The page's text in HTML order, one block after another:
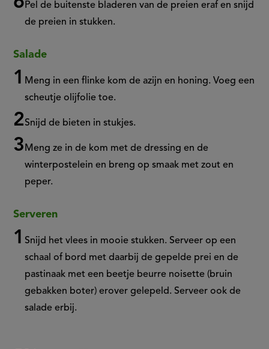
Pel de buitenste bladeren van de preien eraf en snijd
de preien in stukken.
Salade
Meng in een flinke kom de azijn en honing. Voeg een
scheutje olijfolie toe.
Snijd de bieten in stukjes.
Meng ze in de kom met de dressing en de
winterpostelein en breng op smaak met zout en
peper.
Serveren
Snijd het vlees in mooie stukken. Serveer op een
schaal of bord met daarbij de gepelde prei en de
pastinaak met een beetje beurre noisette (bruin
gebakken boter) erover gelepeld. Serveer ook de
salade erbij.